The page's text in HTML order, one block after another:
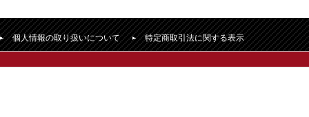
個人情報の取り扱いについて 特定商取引法に関する表示